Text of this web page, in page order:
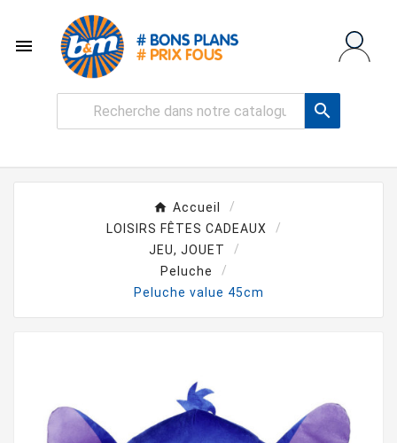


Accueil
LOISIRS FÊTES CADEAUX
JEU, JOUET
Peluche
Peluche value 45cm